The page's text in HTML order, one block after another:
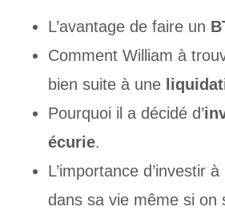
L’avantage de faire un
Comment William à
bien suite à une
Pourquoi il a décidé d’
écurie.
L’importance d’investir
dans sa vie même si on